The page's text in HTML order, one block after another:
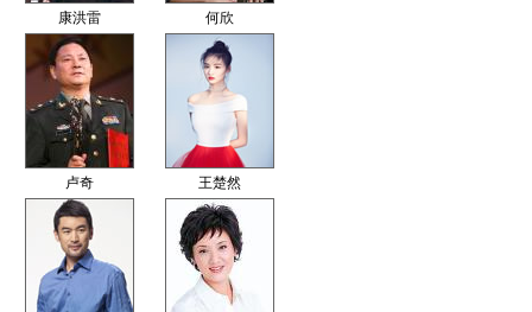
康洪雷 何欣
卢奇 王楚然